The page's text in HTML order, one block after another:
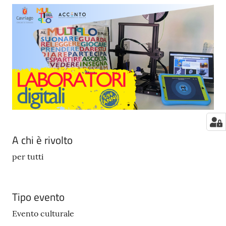
A chi è rivolto
per tutti
Tipo evento
Evento culturale